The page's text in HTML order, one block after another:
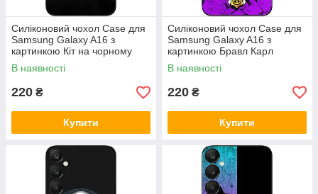
Силіконовий чохол Case для
Samsung Galaxy A16 з
картинкою Кіт на чорному
В наявності
220 ₴
Купити
Силіконовий чохол Case для
Samsung Galaxy A16 з
картинкою Бравл Карл
В наявності
220 ₴
Купити